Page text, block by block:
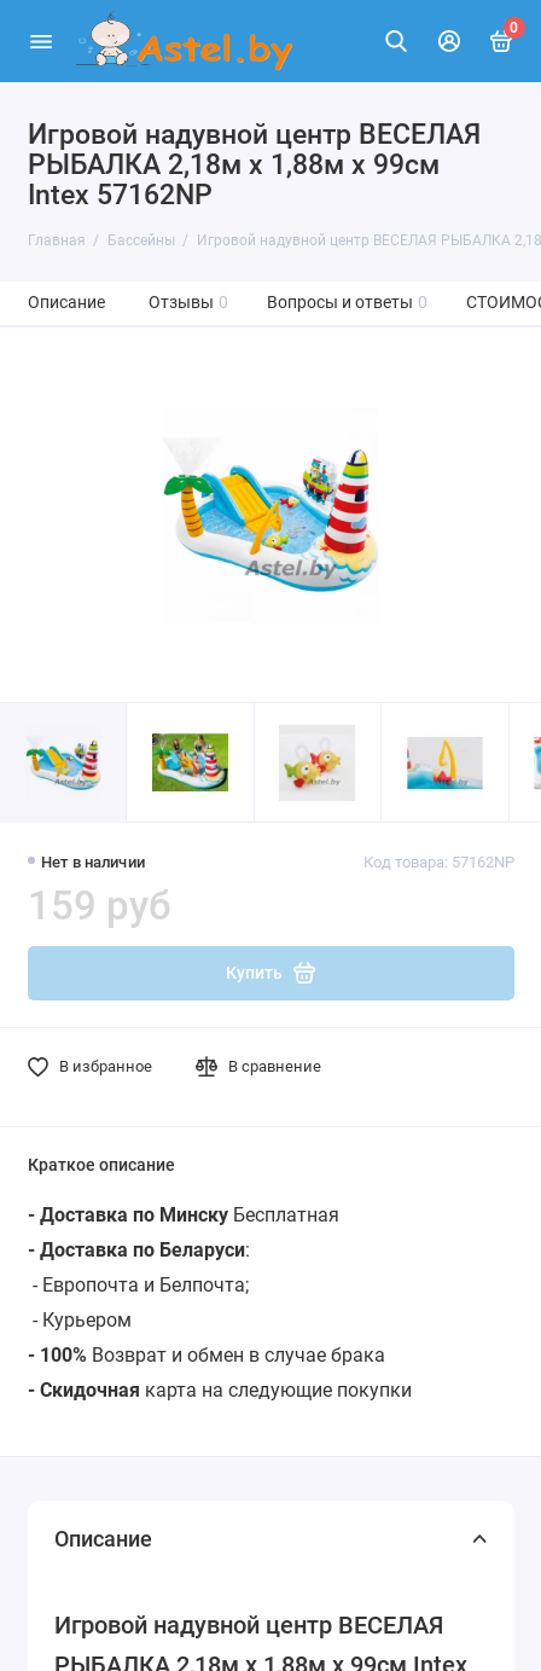
0
Игровой надувной центр ВЕСЕЛАЯ
РЫБАЛКА 2,18м x 1,88м x 99см
Intex 57162NP
Главная Бассейны Игровой надувной центр ВЕСЕЛАЯ РЫБАЛКА
Описание Отзывы 0 Вопросы и ответы 0
Нет в наличии Код товара: 57162NP
159 руб
Купить
В избранное В сравнение
Краткое описание
- Доставка по МинскуБесплатная
- Доставка по Беларуси:
- Европочта и Белпочта;
- Курьером
- 100% Возврат и обмен в случае брака
- Скидочная карта на следующие покупки
Описание
Игровой надувной центр ВЕСЕЛАЯ